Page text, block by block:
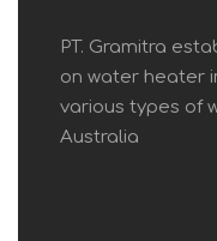
PT. Gramitra
on water heater
various types of
Australia